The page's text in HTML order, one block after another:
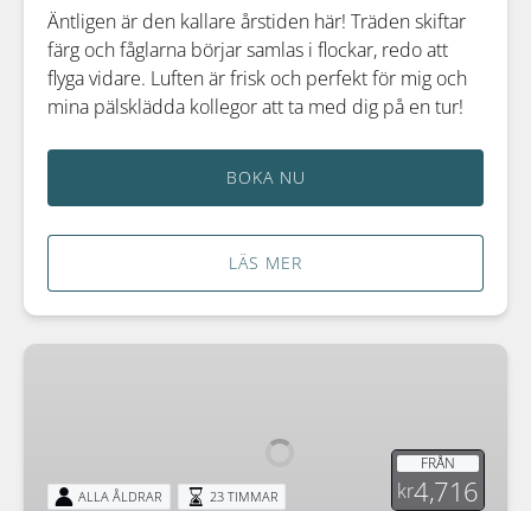
Äntligen är den kallare årstiden här! Träden skiftar
färg och fåglarna börjar samlas i flockar, redo att
flyga vidare. Luften är frisk och perfekt för mig och
mina pälsklädda kollegor att ta med dig på en tur!
BOKA NU
LÄS MER
Hösttur
FRÅN
kr4,716
ALLA ÅLDRAR 23 TIMMAR